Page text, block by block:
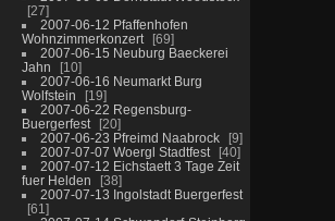
27
2007-06-12 Pfaffenhofen
Wohnzimmerkonzert
69
2007-06-15 Neuburg Baeckerei
Jahn
10
2007-06-16 Neumarkt Burg
Wolfstein
19
2007-06-22 Regensburg-
Buergerfest
20
2007-06-23 Pfreimd Naabrock
9
2007-07-07 Woergl Stadtfest
40
2007-07-12 Eichstaett 3 Tage Zeit
fuer Helden
38
2007-07-13 Ingolstadt Buergerfest
61